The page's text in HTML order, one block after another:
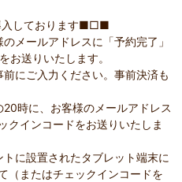
しております■□■
メールアドレスに「予約完了」
お送りいたします。
前にご入力ください。事前決済も
時に、お客様のメールアドレス
クインコードをお送りいたしま
に設置されたタブレット端末に
（またはチェックインコードを